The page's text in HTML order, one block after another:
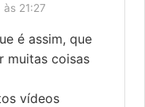
21:27
é assim, que
muitas coisas
vídeos